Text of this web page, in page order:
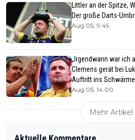
Littler an der Spitze,
Der große Darts-
Aug 05, 9:45
„Irgendwann war ich
Clemens gerät bei
Auftritt ins
Aug 05, 14:00
Mehr Artikel